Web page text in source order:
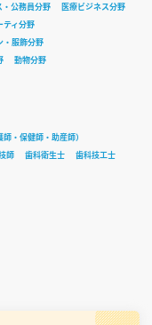
・公務員分野
医療ビジネス分野
ティ分野
・服飾分野
動物分野
・保健師・助産師）
師 歯科衛生士 歯科技工士